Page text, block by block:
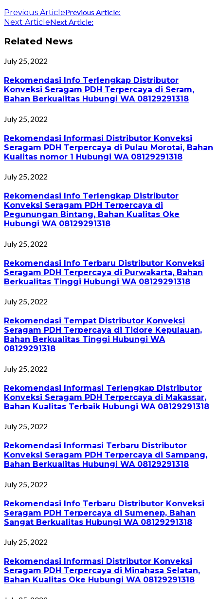
Previous ArticlePrevious Article:
Next ArticleNext Article:
Related News
July 25, 2022
Rekomendasi Info Terlengkap Distributor
Konveksi Seragam PDH Terpercaya di Seram,
Bahan Berkualitas Hubungi WA 08129291318
July 25, 2022
Rekomendasi Informasi Distributor Konveksi
Seragam PDH Terpercaya di Pulau Morotai, Bahan
Kualitas nomor 1 Hubungi WA 08129291318
July 25, 2022
Rekomendasi Info Terlengkap Distributor
Konveksi Seragam PDH Terpercaya di
Pegunungan Bintang, Bahan Kualitas Oke
Hubungi WA 08129291318
July 25, 2022
Rekomendasi Info Terbaru Distributor Konveksi
Seragam PDH Terpercaya di Purwakarta, Bahan
Berkualitas Tinggi Hubungi WA 08129291318
July 25, 2022
Rekomendasi Tempat Distributor Konveksi
Seragam PDH Terpercaya di Tidore Kepulauan,
Bahan Berkualitas Tinggi Hubungi WA
08129291318
July 25, 2022
Rekomendasi Informasi Terlengkap Distributor
Konveksi Seragam PDH Terpercaya di Makassar,
Bahan Kualitas Terbaik Hubungi WA 08129291318
July 25, 2022
Rekomendasi Informasi Terbaru Distributor
Konveksi Seragam PDH Terpercaya di Sampang,
Bahan Berkualitas Hubungi WA 08129291318
July 25, 2022
Rekomendasi Info Terbaru Distributor Konveksi
Seragam PDH Terpercaya di Sumenep, Bahan
Sangat Berkualitas Hubungi WA 08129291318
July 25, 2022
Rekomendasi Informasi Distributor Konveksi
Seragam PDH Terpercaya di Minahasa Selatan,
Bahan Kualitas Oke Hubungi WA 08129291318